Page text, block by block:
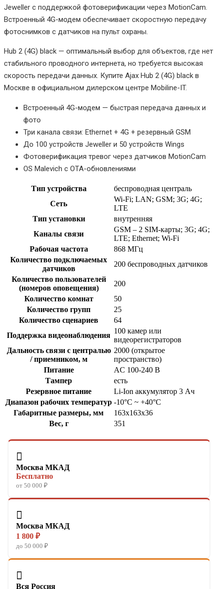
Jeweller с поддержкой фотоверификации через MotionCam.
Встроенный 4G-модем обеспечивает скоростную передачу
фотоснимков с датчиков на пульт охраны.
Hub 2 (4G) black — оптимальный выбор для объектов, где нет
стабильного проводного интернета, но требуется высокая
скорость передачи данных. Купите Ajax Hub 2 (4G) black в
Москве в официальном дилерском центре Mobiline-IT.
Встроенный 4G-модем — быстрая передача данных и
фото
Три канала связи: Ethernet + 4G + резервный GSM
До 100 устройств Jeweller и 50 устройств Wings
Фотоверификация тревог через датчиков MotionCam
OS Malevich с OTA-обновлениями
Тип устройства
беспроводная централь
Сеть
Wi-Fi; LAN; GSM; 3G; 4G;
LTE
Тип установки
внутренняя
Каналы связи
GSM – 2 SIM-карты; 3G; 4G;
LTE; Ethernet; Wi-Fi
Рабочая частота
868 МГц
Количество подключаемых
датчиков
200 беспроводных датчиков
Количество пользователей
(номеров оповещения)
200
Количество комнат
50
Количество групп
25
Количество сценариев
64
Поддержка видеонаблюдения
100 камер или
видеорегистраторов
Дальность связи с централью
/ приемником, м
2000 (открытое
пространство)
Питание
AC 100-240 В
Тампер
есть
Резервное питание
Li-Ion аккумулятор 3 Aч
Диапазон рабочих температур -10°C ~ +40°C
Габаритные размеры, мм
163х163х36
Вес, г
351

Москва МКАД
Бесплатно
от 50 000 ₽

Москва МКАД
1 800 ₽
до 50 000 ₽

Вся Россия